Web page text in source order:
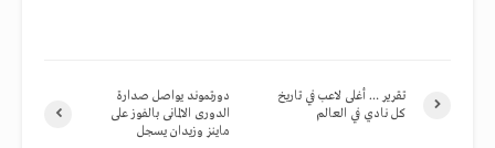
دورتموند يواصل صدارة
الدورى الالمانى بالفوز على
ماينز وزيدان يسجل
تقرير … أغلى لاعب في تاريخ
كل نادي في العالم